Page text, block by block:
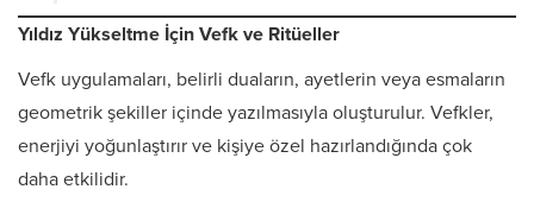
Yıldız Yükseltme İçin Vefk ve Ritüeller
Vefk uygulamaları, belirli duaların, ayetlerin veya esmaların
geometrik şekiller içinde yazılmasıyla oluşturulur. Vefkler,
enerjiyi yoğunlaştırır ve kişiye özel hazırlandığında çok
daha etkilidir.